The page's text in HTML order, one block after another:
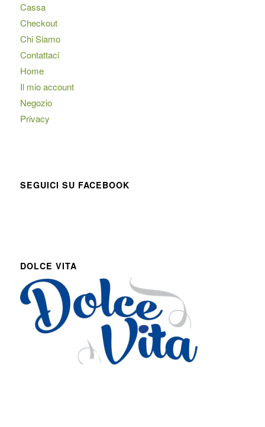
Cassa
Checkout
Chi Siamo
Contattaci
Home
Il mio account
Negozio
Privacy
SEGUICI SU FACEBOOK
DOLCE VITA